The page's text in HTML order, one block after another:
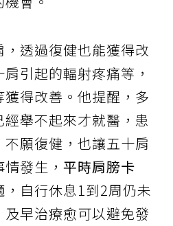
透過復健也能獲得改
引起的輻射疼痛等，
得改善。他提醒，多
舉不起來才就醫，患
願復健，也讓五十肩
發生， 平時肩膀卡
，自行休息1到2周仍未
早治療愈可以避免發